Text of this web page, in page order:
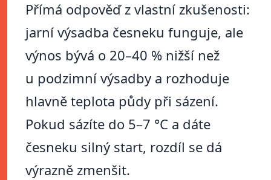
Přímá odpověď z vlastní zkušenosti:
jarní výsadba česneku funguje, ale
výnos bývá o 20–40 % nižší než
u podzimní výsadby a rozhoduje
hlavně teplota půdy při sázení.
Pokud sázíte do 5–7 °C a dáte
česneku silný start, rozdíl se dá
výrazně zmenšit.